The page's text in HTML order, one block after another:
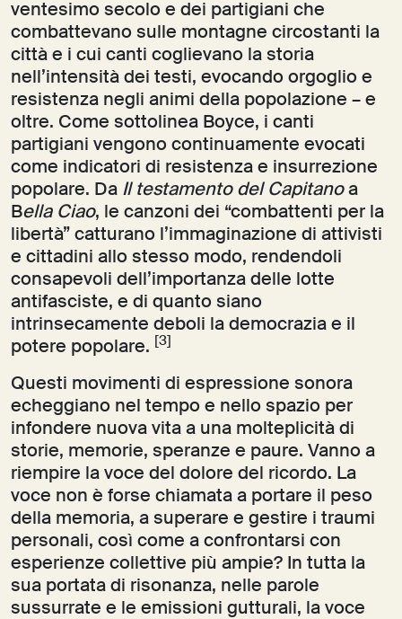
ventesimo secolo e dei partigiani che
combattevano sulle montagne circostanti la
città e i cui canti coglievano la storia
nell’intensità dei testi, evocando orgoglio e
resistenza negli animi della popolazione – e
oltre. Come sottolinea Boyce, i canti
partigiani vengono continuamente evocati
come indicatori di resistenza e insurrezione
popolare. Da Il testamento del Capitanoa
Bella Ciao, le canzoni dei “combattenti per la
libertà” catturano l’immaginazione di attivisti
e cittadini allo stesso modo, rendendoli
consapevoli dell’importanza delle lotte
antifasciste, e di quanto siano
intrinsecamente deboli la democrazia e il
potere popolare.
[3]
Questi movimenti di espressione sonora
echeggiano nel tempo e nello spazio per
infondere nuova vita a una molteplicità di
storie, memorie, speranze e paure. Vanno a
riempire la voce del dolore del ricordo. La
voce non è forse chiamata a portare il peso
della memoria, a superare e gestire i traumi
personali, così come a confrontarsi con
esperienze collettive più ampie? In tutta la
sua portata di risonanza, nelle parole
sussurrate e le emissioni gutturali, la voce